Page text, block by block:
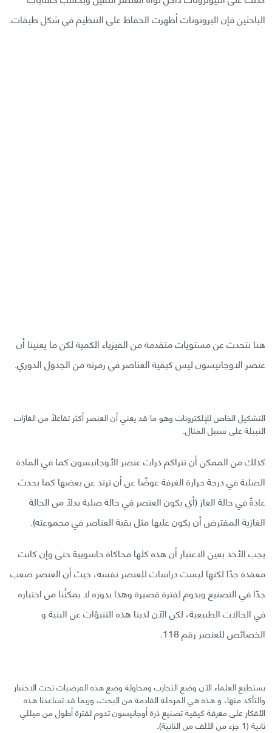
الباحثين فإن البروتونات أظهرت الحفاظ على التنظيم في شكل طبقات.
هنا نتحدث عن مستويات متقدمة من الفيزياء الكمية لكن ما يعنينا أن
عنصر الاوجانيسون ليس كبقية العناصر في زمرته من الجدول الدوري.
التشكيل الخاص للإلكترونات وهو ما قد يعني أن العنصر أكثر تفاعلًا من الغازات
النبيلة على سبيل المثال.
كذلك من الممكن أن تتراكم ذرات عنصر الأوجانيسون كما في المادة
الصلبة في درجة حرارة الغرفة عوضًا عن أن ترتد عن بعضها كما يحدث
عادةً في حالة الغاز (أي يكون العنصر في حالة صلبة بدلًا من الحالة
الغازية المفترض أن يكون عليها مثل بقية العناصر في مجموعته).
يجب الأخذ بعين الاعتبار أن هذه كلها محاكاة حاسوبية حتى وإن كانت
معقدة جدًا لكنها ليست دراسات للعنصر نفسه، حيث أن العنصر صعب
جدًا في التصنيع ويدوم لفترة قصيرة وهذا بدوره لا يمكنُنا من اختباره
في الحالات الطبيعية، لكن الآن لدينا هذه التنبؤات عن البنية و
الخصائص للعنصر رقم 118.
يستطيع العلماء الآن وضع التجارب ومحاولة وضع هذه الفرضيات تحت الاختبار
والتأكد منها، و هذه هي المرحلة القادمة من البحث، وربما قد تساعدنا هذه
الأفكار على معرفة كيفية تصنيع ذرة أوجانيسون تدوم لفترة أطول من ميللي
ثانية (1 جزء من الألف من الثانية).